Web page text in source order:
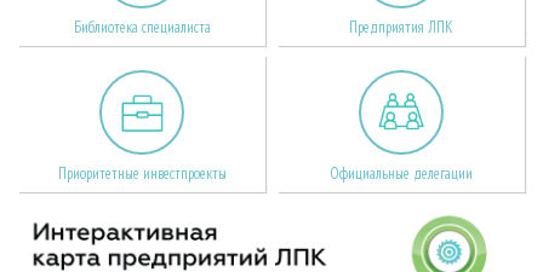
Библиотека специалиста Предприятия ЛПК
Приоритетные инвестпроекты Официальные делегации